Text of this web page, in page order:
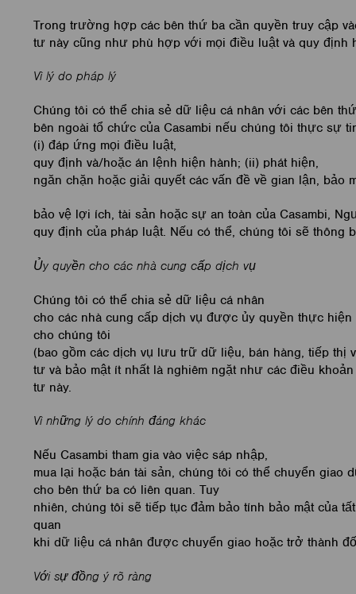
Trong trường hợp các bên thứ ba cần quyền truy cập
tư này cũng như phù hợp với mọi điều luật và quy định
Vì lý do pháp lý
Chúng tôi có thể chia sẻ dữ liệu cá nhân với các bên
bên ngoài tổ chức của Casambi nếu chúng tôi thực sự
(i) đáp ứng mọi điều luật,
quy định và/hoặc án lệnh hiện hành; (ii) phát hiện,
ngăn chặn hoặc giải quyết các vấn đề về gian lận, bảo
bảo vệ lợi ích, tài sản hoặc sự an toàn của Casambi,
quy định của pháp luật. Nếu có thể, chúng tôi sẽ
Ủy quyền cho các nhà cung cấp dịch vụ
Chúng tôi có thể chia sẻ dữ liệu cá nhân
cho các nhà cung cấp dịch vụ được ủy quyền thực hiện
cho chúng tôi
(bao gồm các dịch vụ lưu trữ dữ liệu, bán hàng, tiếp thị
tư và bảo mật ít nhất là nghiêm ngặt như các điều
tư này.
Vì những lý do chính đáng khác
Nếu Casambi tham gia vào việc sáp nhập,
mua lại hoặc bán tài sản, chúng tôi có thể chuyển giao
cho bên thứ ba có liên quan. Tuy
nhiên, chúng tôi sẽ tiếp tục đảm bảo tính bảo mật của
quan
khi dữ liệu cá nhân được chuyển giao hoặc trở thành
Với sự đồng ý rõ ràng